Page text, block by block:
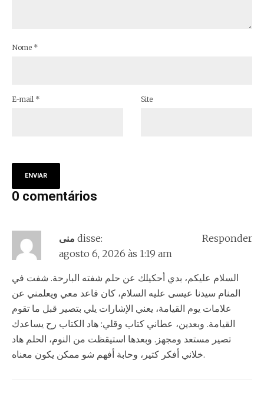
Nome *
E-mail * Site
0 comentários
منى disse:
agosto 6, 2026 às 1:19 am
السلام عليكم، بدي أحكيلك عن حلم شفته البارحة. شفت في
المنام سيدنا عيسى عليه السلام، كان قاعد معي ويعلمني عن
علامات يوم القيامة، يعني الإشارات يلي بتصير قبل ما تقوم
القيامة. وبعدين، عطاني كتاب وقلي: هاد الكتاب رح يساعدك
تصير مستعد ومجهز. وبعدها استيقظت من النوم، الحلم هاد
خلاني أفكر كتير، وحابة أفهم شو ممكن يكون معناه.
Responder